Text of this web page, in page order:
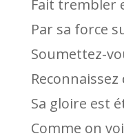
Fait trembler
Par sa force
Soumettez-
Reconnaissez
Sa gloire est
Comme on